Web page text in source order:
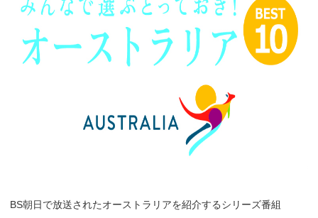
BS朝日で放送されたオーストラリアを紹介するシリーズ番組